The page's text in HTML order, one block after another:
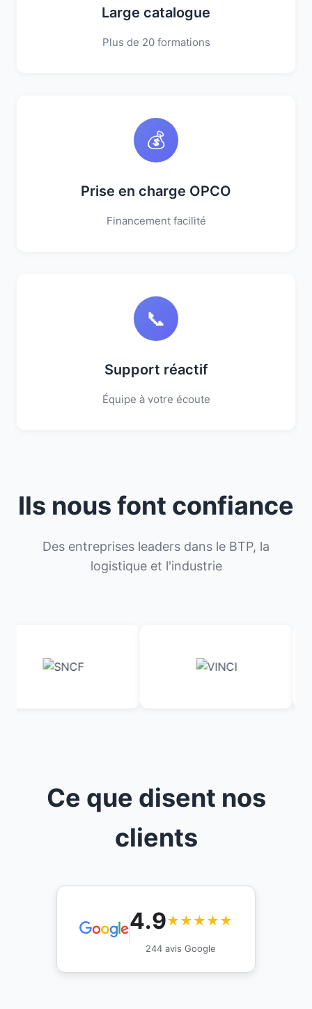
Large catalogue
Plus de 20 formations
💰
Prise en charge OPCO
Financement facilité
📞
Support réactif
Équipe à votre écoute
Ils nous font confiance
Des entreprises leaders dans le BTP, la
logistique et l'industrie
Ce que disent nos
clients
4.9★★★★★
244 avis Google